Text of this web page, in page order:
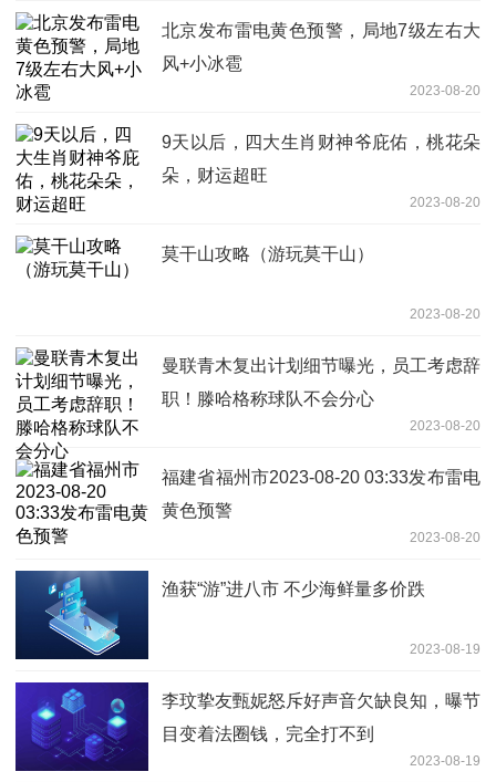
北京发布雷电黄色预警，局地7级左右大
风+小冰雹
2023-08-20
9天以后，四大生肖财神爷庇佑，桃花朵
朵，财运超旺
2023-08-20
莫干山攻略（游玩莫干山）
2023-08-20
曼联青木复出计划细节曝光，员工考虑辞
职！滕哈格称球队不会分心
2023-08-20
福建省福州市2023-08-20 03:33发布雷电
黄色预警
2023-08-20
渔获“游”进八市 不少海鲜量多价跌
2023-08-19
李玟挚友甄妮怒斥好声音欠缺良知，曝节
目变着法圈钱，完全打不到
2023-08-19